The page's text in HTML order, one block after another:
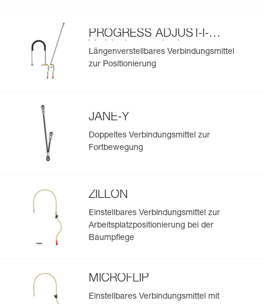
PROGRESS ADJUST-I-
Verbindungsmittel zur
Positionierung
Längenverstellbares Verbindungsmittel
zur Positionierung
JANE-Y
Doppeltes Verbindungsmittel zur
Fortbewegung
ZILLON
Einstellbares Verbindungsmittel zur
Arbeitsplatzpositionierung bei der
Baumpflege
MICROFLIP
Einstellbares Verbindungsmittel mit